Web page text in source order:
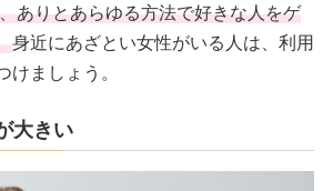
ありとあらゆる方法で好きな人をゲ
身近にあざとい女性がいる人は、利用
けましょう。
大きい